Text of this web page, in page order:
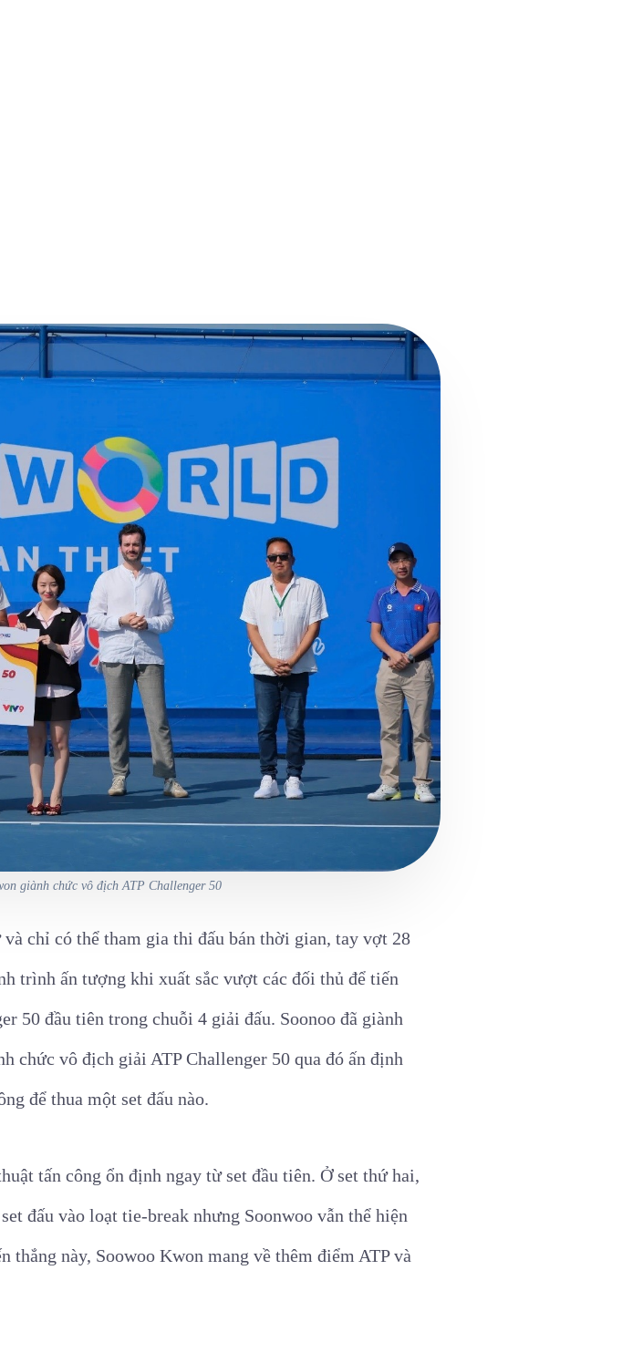
giành chức vô địch ATP Challenger 50
chỉ có thể tham gia thi đấu bán thời gian, tay vợt 28
trình ấn tượng khi xuất sắc vượt các đối thủ để tiến
50 đầu tiên trong chuỗi 4 giải đấu. Soonoo đã giành
chức vô địch giải ATP Challenger 50 qua đó ấn định
để thua một set đấu nào.
tấn công ổn định ngay từ set đầu tiên. Ở set thứ hai,
đấu vào loạt tie-break nhưng Soonwoo vẫn thể hiện
này, Soowoo Kwon mang về thêm điểm ATP và